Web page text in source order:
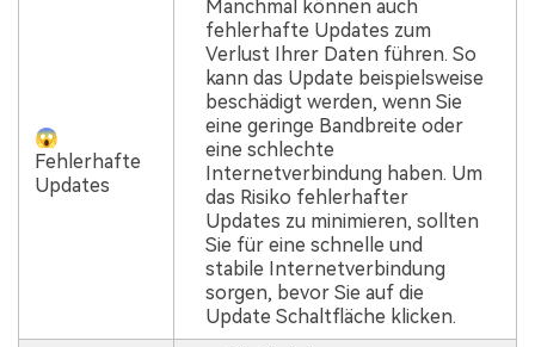
😱
Fehlerhafte
Updates
Manchmal können auch
fehlerhafte Updates zum
Verlust Ihrer Daten führen. So
kann das Update beispielsweise
beschädigt werden, wenn Sie
eine geringe Bandbreite oder
eine schlechte
Internetverbindung haben. Um
das Risiko fehlerhafter
Updates zu minimieren, sollten
Sie für eine schnelle und
stabile Internetverbindung
sorgen, bevor Sie auf die
Update Schaltfläche klicken.